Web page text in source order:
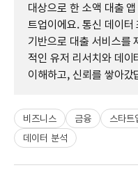
대상으로 한 소액 대출
트업이에요. 통신 데이터
기반으로 대출 서비스를
적인 유저 리서치와 데이
이해하고, 신뢰를 쌓아갔
비즈니스 금융 스타트
데이터 분석